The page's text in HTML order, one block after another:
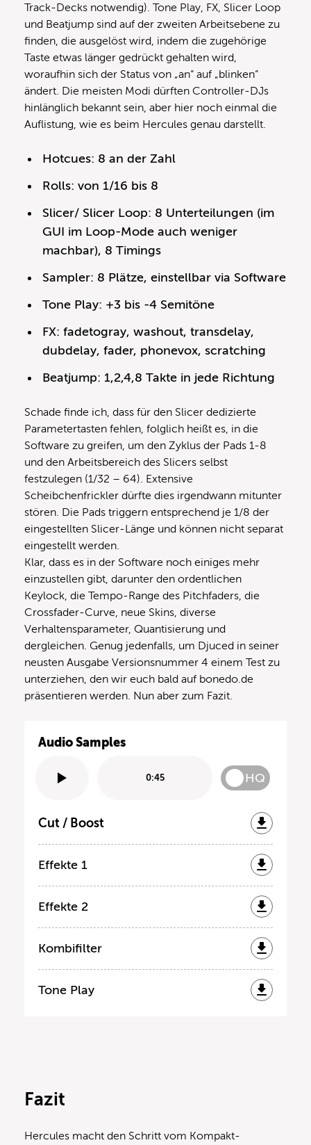
Track-Decks notwendig). Tone Play, FX, Slicer Loop
und Beatjump sind auf der zweiten Arbeitsebene zu
finden, die ausgelöst wird, indem die zugehörige
Taste etwas länger gedrückt gehalten wird,
woraufhin sich der Status von „an“ auf „blinken“
ändert. Die meisten Modi dürften Controller-DJs
hinlänglich bekannt sein, aber hier noch einmal die
Auflistung, wie es beim Hercules genau darstellt.
Hotcues: 8 an der Zahl
Rolls: von 1/16 bis 8
Slicer/ Slicer Loop: 8 Unterteilungen (im
GUI im Loop-Mode auch weniger
machbar), 8 Timings
Sampler: 8 Plätze, einstellbar via Software
Tone Play: +3 bis -4 Semitöne
FX: fadetogray, washout, transdelay,
dubdelay, fader, phonevox, scratching
Beatjump: 1,2,4,8 Takte in jede Richtung
Schade finde ich, dass für den Slicer dedizierte
Parametertasten fehlen, folglich heißt es, in die
Software zu greifen, um den Zyklus der Pads 1-8
und den Arbeitsbereich des Slicers selbst
festzulegen (1/32 – 64). Extensive
Scheibchenfrickler dürfte dies irgendwann mitunter
stören. Die Pads triggern entsprechend je 1/8 der
eingestellten Slicer-Länge und können nicht separat
eingestellt werden.
Klar, dass es in der Software noch einiges mehr
einzustellen gibt, darunter den ordentlichen
Keylock, die Tempo-Range des Pitchfaders, die
Crossfader-Curve, neue Skins, diverse
Verhaltensparameter, Quantisierung und
dergleichen. Genug jedenfalls, um Djuced in seiner
neusten Ausgabe Versionsnummer 4 einem Test zu
unterziehen, den wir euch bald auf bonedo.de
präsentieren werden. Nun aber zum Fazit.
Audio Samples
0:45 HQ
Cut / Boost
Effekte 1
Effekte 2
Kombifilter
Tone Play
Fazit
Hercules macht den Schritt vom Kompakt-